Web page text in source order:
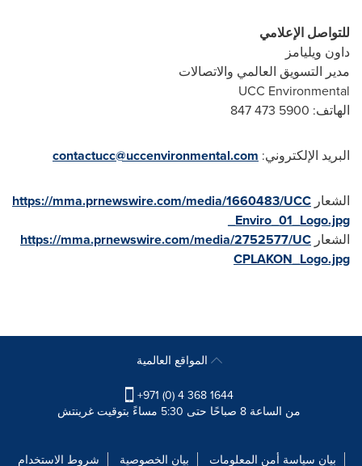
للتواصل الإعلامي
داون ويليامز
مدير التسويق العالمي والاتصالات
UCC Environmental
الهاتف: 5900 473 847
البريد الإلكتروني: contactucc@uccenvironmental.com
الشعار https://mma.prnewswire.com/media/1660483/UCC
_Enviro_01_Logo.jpg
الشعار https://mma.prnewswire.com/media/2752577/UC
CPLAKON_Logo.jpg
+971 (0) 4 368 1644
من الساعة 8 صباحًا حتى 5:30 مساءً بتوقيت غرينتش
شروط الاستخدام بيان الخصوصية بيان سياسة أمن المعلومات